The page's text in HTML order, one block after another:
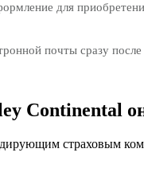
для
почты сразу
Continental
страховым